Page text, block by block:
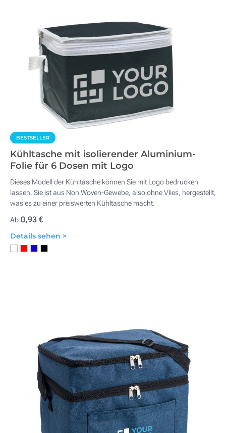
BESTSELLER
Kühltasche mit isolierender Aluminium-
Folie für 6 Dosen mit Logo
Dieses Modell der Kühltasche können Sie mit Logo bedrucken
lassen. Sie ist aus Non Woven-Gewebe, also ohne Vlies, hergestellt,
was es zu einer preiswerten Kühltasche macht.
Ab:0,93 €
Details sehen >